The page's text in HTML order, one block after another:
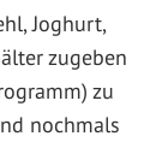
Joghurt,
zugeben
zu
nochmals